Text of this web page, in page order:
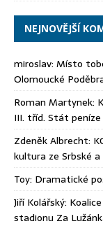
NEJNOVĚJŠÍ
miroslav: Místo
Olomoucké
Roman Martynek:
III. tříd. Stát
Zdeněk Albrecht:
kultura ze Srbské a
Toy: Dramatické
Jiří Kolářský:
stadionu Za